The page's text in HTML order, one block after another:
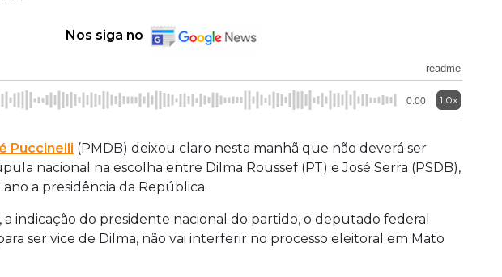
Nos siga no
readme
0:00 1.0x
Puccinelli (PMDB) deixou claro nesta manhã que não deverá ser
nacional na escolha entre Dilma Roussef (PT) e José Serra (PSDB),
a presidência da República.
indicação do presidente nacional do partido, o deputado federal
ser vice de Dilma, não vai interferir no processo eleitoral em Mato